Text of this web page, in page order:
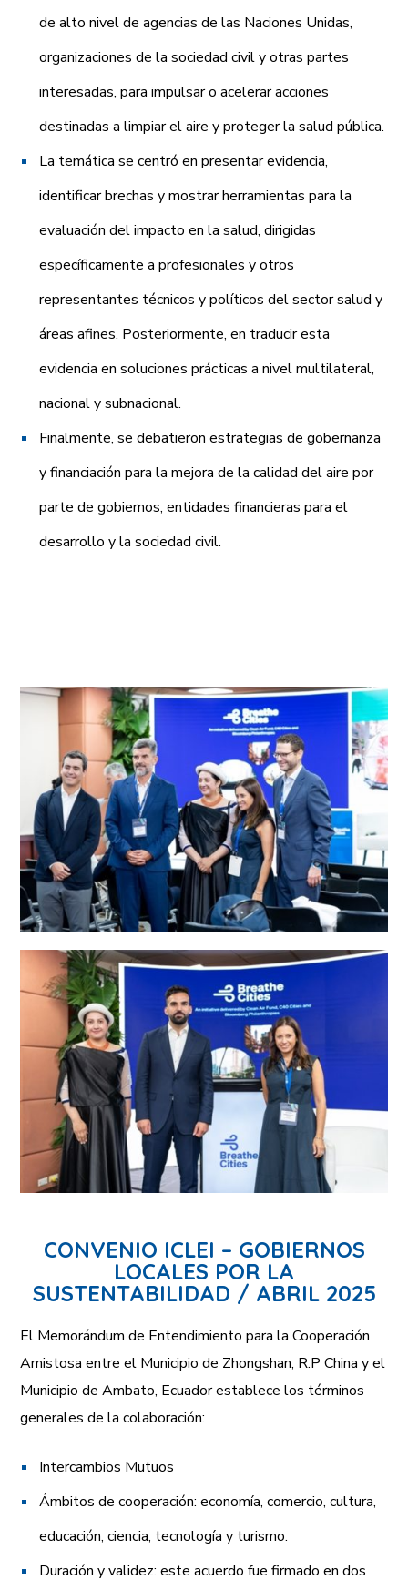
de alto nivel de agencias de las Naciones Unidas,
organizaciones de la sociedad civil y otras partes
interesadas, para impulsar o acelerar acciones
destinadas a limpiar el aire y proteger la salud pública.
La temática se centró en presentar evidencia,
identificar brechas y mostrar herramientas para la
evaluación del impacto en la salud, dirigidas
específicamente a profesionales y otros
representantes técnicos y políticos del sector salud y
áreas afines. Posteriormente, en traducir esta
evidencia en soluciones prácticas a nivel multilateral,
nacional y subnacional.
Finalmente, se debatieron estrategias de gobernanza
y financiación para la mejora de la calidad del aire por
parte de gobiernos, entidades financieras para el
desarrollo y la sociedad civil.
CONVENIO ICLEI – GOBIERNOS
LOCALES POR LA
SUSTENTABILIDAD / ABRIL 2025
El Memorándum de Entendimiento para la Cooperación
Amistosa entre el Municipio de Zhongshan, R.P China y el
Municipio de Ambato, Ecuador establece los términos
generales de la colaboración:
Intercambios Mutuos
Ámbitos de cooperación: economía, comercio, cultura,
educación, ciencia, tecnología y turismo.
Duración y validez: este acuerdo fue firmado en dos